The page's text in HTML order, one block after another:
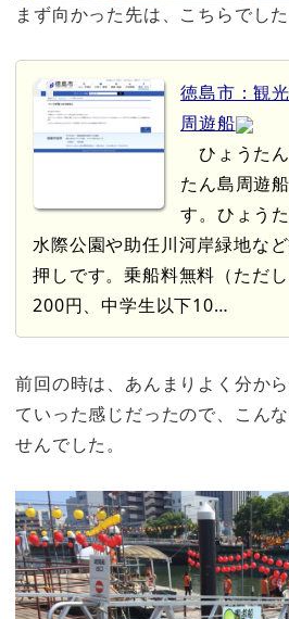
まず向かった先は、こちらでした
徳島市：観
周遊船
ひょうた
たん島周遊
す。ひょう
水際公園や助任川河岸緑地な
押しです。乗船料無料（ただ
200円、中学生以下10…
前回の時は、あんまりよく分か
ていった感じだったので、こん
せんでした。